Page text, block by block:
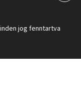
jog fenntartva